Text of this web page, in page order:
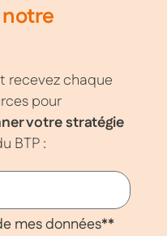
recevez chaque
pour
votre stratégie
BTP :
mes données**